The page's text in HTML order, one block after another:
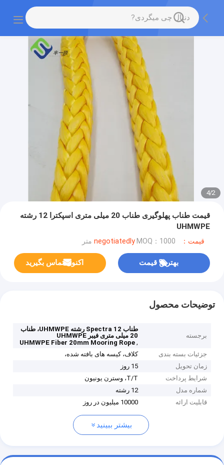
2
/
4
قیمت طناب پهلوگیری طناب 20 میلی متری اسپکترا 12 رشته
UHMWPE
قیمت：negotiatedly MOQ：1000 متر
بهترین قیمت اکنون تماس بگیرید
توضیحات محصول
برجسته
طناب Spectra 12 رشته UHMWPE، طناب
20 میلی متری فیبر UHMWPE
,
UHMWPE Fiber 20mm Mooring Rope
جزئیات بسته بندی
کلاف، کیسه های بافته شده،
زمان تحویل
15 روز
شرایط پرداخت
T/T، وسترن یونیون
شماره مدل
12 رشته
قابلیت ارائه
10000 میلیون در روز
بیشتر ببینید